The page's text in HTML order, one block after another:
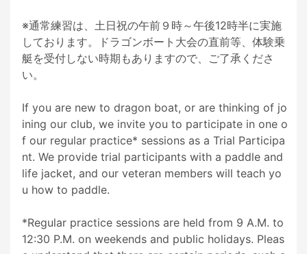
※通常練習は、土日祝の午前９時～午後12時半に実施
しております。ドラゴンボート大会の直前等、体験乗
艇を受付しない時期もありますので、ご了承くださ
い。
If you are new to dragon boat, or are thinking of jo
ining our club, we invite you to participate in one o
f our regular practice* sessions as a Trial Participa
nt. We provide trial participants with a paddle and
life jacket, and our veteran members will teach yo
u how to paddle.
*Regular practice sessions are held from 9 A.M. to
12:30 P.M. on weekends and public holidays. Pleas